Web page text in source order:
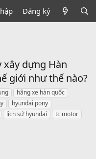
Đăng ký
xây dựng Hàn
giới như thế nào?
hãng xe hàn quốc
hyundai pony
lịch sử hyundai
tc motor